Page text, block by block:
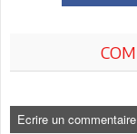
Ecrire un commentaire